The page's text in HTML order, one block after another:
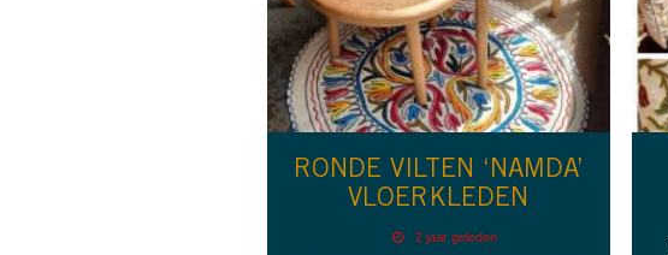
RONDE VILTEN ‘NAMDA’
VLOERKLEDEN
2 jaar geleden